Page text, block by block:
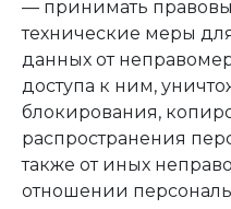
— принимать
технические меры
данных от
доступа к ним,
блокирования,
распространения
также от иных
отношении